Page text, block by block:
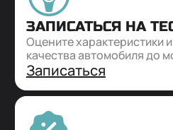
ЗАПИСАТЬСЯ НА
Оцените характеристики
качества автомобиля до
Записаться